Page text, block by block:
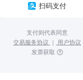
扫码支付
支付则代表同意
交易服务协议 ｜ 用户协议
发票获取